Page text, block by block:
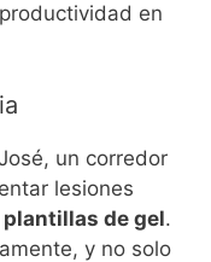
en
un corredor
lesiones
plantillas de gel.
y no solo